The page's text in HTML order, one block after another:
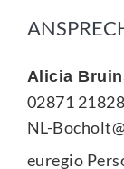
Alicia
02871
NL-
euregio